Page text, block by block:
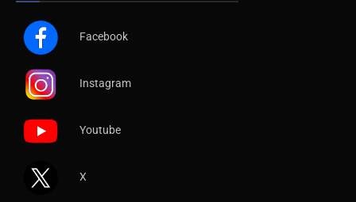
Facebook
Instagram
Youtube
X